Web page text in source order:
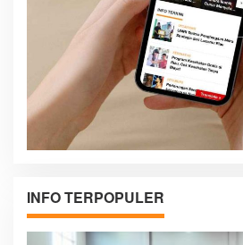
INFO TERPOPULER